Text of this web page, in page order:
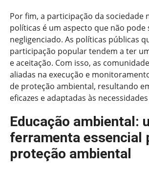
Por fim, a participação da sociedade
políticas é um aspecto que não pode
negligenciado. As políticas públicas
participação popular tendem a ter
e aceitação. Com isso, as
aliadas na execução e
de proteção ambiental, resultando
eficazes e adaptadas às
Educação ambiental:
ferramenta essencial
proteção ambiental